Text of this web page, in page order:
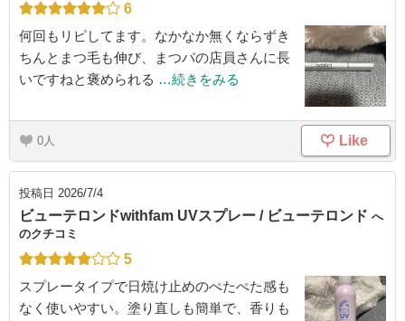
6
何回もリピしてます。なかなか無くならずき
ちんとまつ毛も伸び、まつパの店員さんに長
いですねと褒められる …続きをみる
0 Like
投稿日 2026/7/4
ビューテロンドwithfam UVスプレー / ビューテロンド へ
のクチコミ
5
スプレータイプで日焼け止めのぺたぺた感も
なく使いやすい。塗り直しも簡単で、香りも